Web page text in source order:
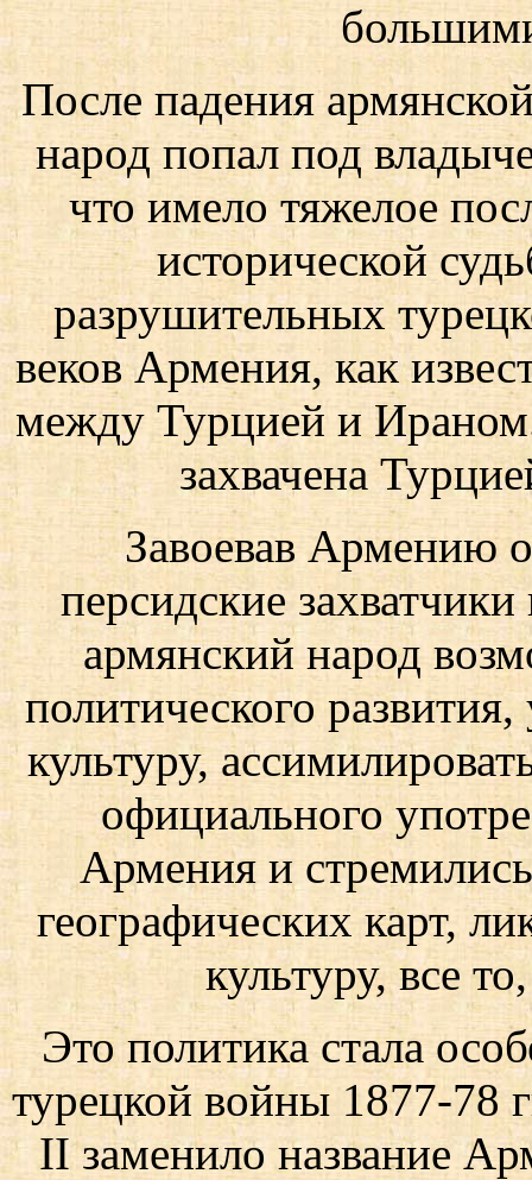
После падения
народ попал под
что имело тяжелое
исторической
разрушительных
веков Армения, как
между Турцией и
захвачена
Завоевав Армению
персидские
армянский народ
политического
культуру,
официального
Армения и
географических карт,
культуру, все
Это политика стала
турецкой войны 1877-78
II заменило название